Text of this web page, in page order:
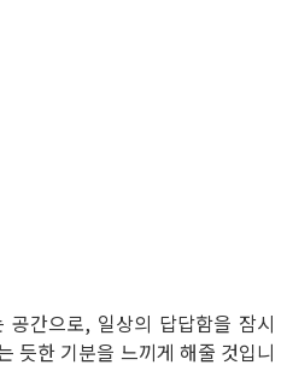
간으로, 일상의 답답함을 잠시
듯한 기분을 느끼게 해줄 것입니